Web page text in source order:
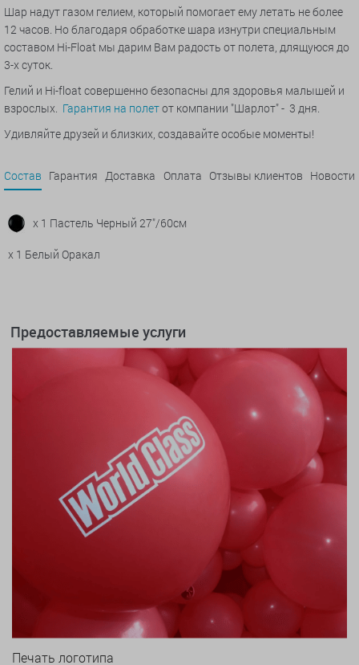
Шар надут газом гелием, который помогает ему летать не более
12 часов. Но благодаря обработке шара изнутри специальным
составом Hi-Float мы дарим Вам радость от полета, длящуюся до
3-х суток.
Гелий и Hi-float совершенно безопасны для здоровья малышей и
взрослых. Гарантия на полетот компании "Шарлот" - 3 дня.
Удивляйте друзей и близких, создавайте особые моменты!
Состав Гарантия Доставка Оплата Отзывы клиентов Новости
x 1 Пастель Черный 27"/60см
x 1 Белый Оракал
Предоставляемые услуги
Печать логотипа